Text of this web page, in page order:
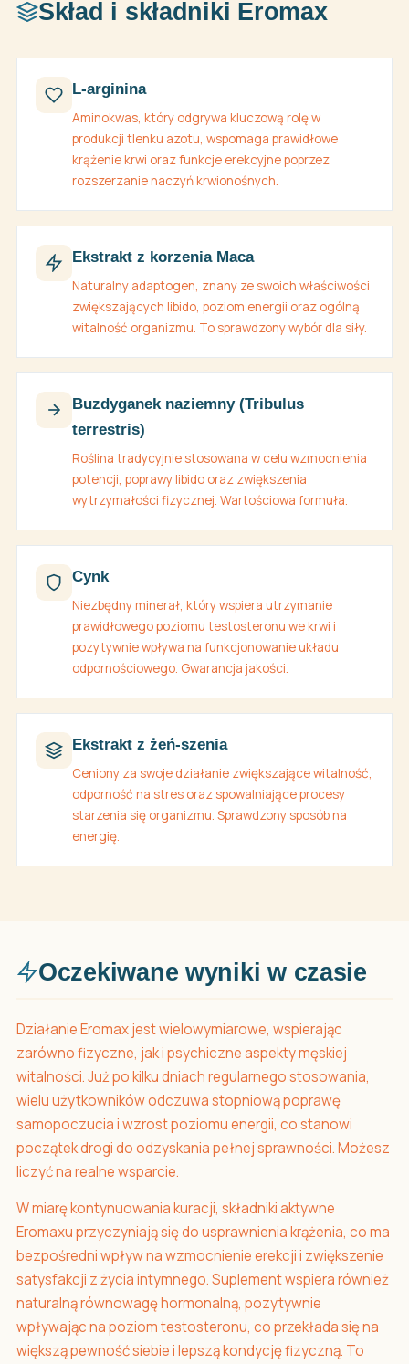
Skład i składniki Eromax
L-arginina
Aminokwas, który odgrywa kluczową rolę w
produkcji tlenku azotu, wspomaga prawidłowe
krążenie krwi oraz funkcje erekcyjne poprzez
rozszerzanie naczyń krwionośnych.
Ekstrakt z korzenia Maca
Naturalny adaptogen, znany ze swoich właściwości
zwiększających libido, poziom energii oraz ogólną
witalność organizmu. To sprawdzony wybór dla siły.
Buzdyganek naziemny (Tribulus
terrestris)
Roślina tradycyjnie stosowana w celu wzmocnienia
potencji, poprawy libido oraz zwiększenia
wytrzymałości fizycznej. Wartościowa formuła.
Cynk
Niezbędny minerał, który wspiera utrzymanie
prawidłowego poziomu testosteronu we krwi i
pozytywnie wpływa na funkcjonowanie układu
odpornościowego. Gwarancja jakości.
Ekstrakt z żeń-szenia
Ceniony za swoje działanie zwiększające witalność,
odporność na stres oraz spowalniające procesy
starzenia się organizmu. Sprawdzony sposób na
energię.
Oczekiwane wyniki w czasie
Działanie Eromax jest wielowymiarowe, wspierając
zarówno fizyczne, jak i psychiczne aspekty męskiej
witalności. Już po kilku dniach regularnego stosowania,
wielu użytkowników odczuwa stopniową poprawę
samopoczucia i wzrost poziomu energii, co stanowi
początek drogi do odzyskania pełnej sprawności. Możesz
liczyć na realne wsparcie.
W miarę kontynuowania kuracji, składniki aktywne
Eromaxu przyczyniają się do usprawnienia krążenia, co ma
bezpośredni wpływ na wzmocnienie erekcji i zwiększenie
satysfakcji z życia intymnego. Suplement wspiera również
naturalną równowagę hormonalną, pozytywnie
wpływając na poziom testosteronu, co przekłada się na
większą pewność siebie i lepszą kondycję fizyczną. To